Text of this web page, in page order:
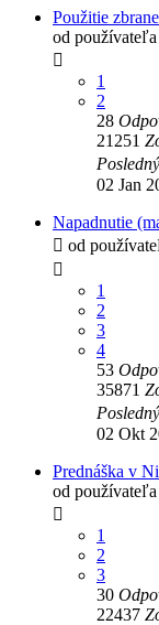
Použitie
od používateľa
1
2
28
21251
02 Jan
Napadnutie
od
1
2
3
4
53
35871
02 Okt
Prednáška v
od používateľa
1
2
3
30
22437